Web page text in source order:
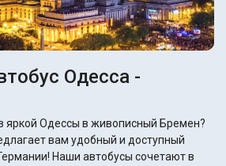
Одесса -
яркой Одессы в живописный Бремен?
вам удобный и доступный
Наши автобусы сочетают в